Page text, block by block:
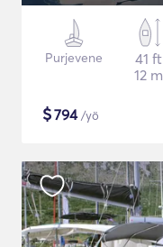
Purjevene
41 ft
12 m
$794/yö